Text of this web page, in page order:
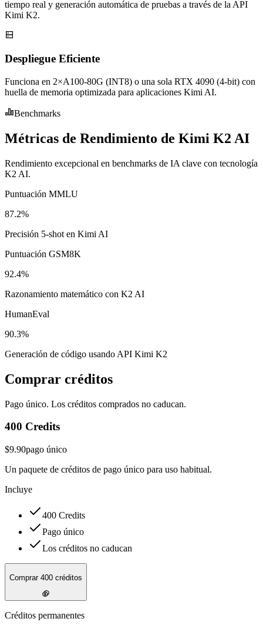
tiempo real y generación automática de pruebas a través de la API
Kimi K2.
Despliegue Eficiente
Funciona en 2×A100-80G (INT8) o una sola RTX 4090 (4-bit) con
huella de memoria optimizada para aplicaciones Kimi AI.
Benchmarks
Métricas de Rendimiento de Kimi K2 AI
Rendimiento excepcional en benchmarks de IA clave con tecnología
K2 AI.
Puntuación MMLU
87.2%
Precisión 5-shot en Kimi AI
Puntuación GSM8K
92.4%
Razonamiento matemático con K2 AI
HumanEval
90.3%
Generación de código usando API Kimi K2
Comprar créditos
Pago único. Los créditos comprados no caducan.
400 Credits
$9.90pago único
Un paquete de créditos de pago único para uso habitual.
Incluye
400 Credits
Pago único
Los créditos no caducan
Comprar 400 créditos
Créditos permanentes